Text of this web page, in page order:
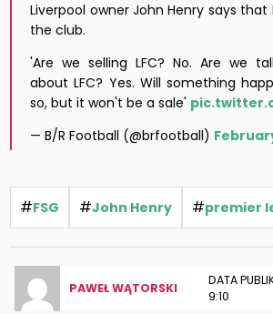
Liverpool owner John Henry says that
the club.
'Are we selling LFC? No. Are we
about LFC? Yes. Will something
so, but it won't be a sale'
— B/R Football (@brfootball)
#FSG #John Henry #premier
PAWEŁ WĄTORSKI
DATA
9:10